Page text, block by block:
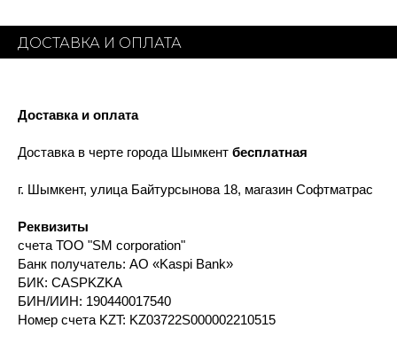
ДОСТАВКА И ОПЛАТА
Доставка и оплата
Доставка в черте города Шымкент бесплатная
г. Шымкент, улица Байтурсынова 18, магазин Софтматрас
Реквизиты
счета ТОО "SM corporation"
Банк получатель: АО «Kaspi Bank»
БИК: CASPKZKA
БИН/ИИН: 190440017540
Номер счета KZT: KZ03722S000002210515